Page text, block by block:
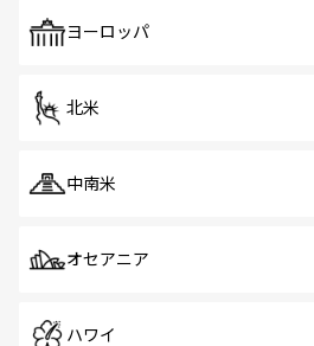
で、ホーカーズは地元の風情
ヨーロッパ
北米
中南米
オセアニア
ハワイ